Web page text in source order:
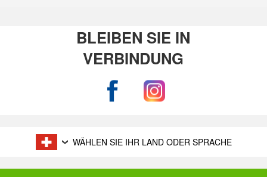
BLEIBEN SIE IN
VERBINDUNG
WÄHLEN SIE IHR LAND ODER SPRACHE